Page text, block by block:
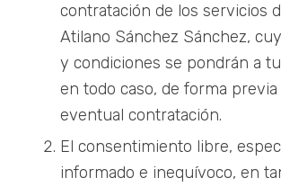
contratación de los servicios
Atilano Sánchez Sánchez,
y condiciones se pondrán a
en todo caso, de forma previa
eventual contratación.
El consentimiento libre,
informado e inequívoco, en